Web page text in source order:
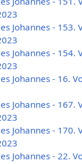
Johannes - 153.
Johannes - 154.
Johannes - 16.
Johannes - 167.
Johannes - 170.
Johannes - 22.